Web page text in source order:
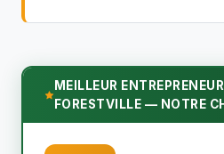
MEILLEUR
FORESTVILLE — NOTRE